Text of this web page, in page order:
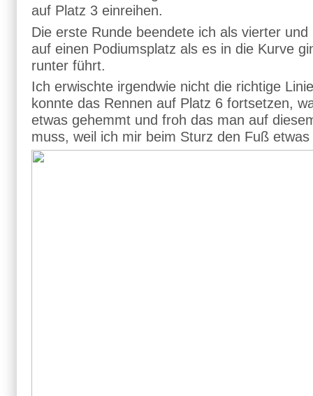
auf Platz 3 einreihen.
Die erste Runde beendete ich als vierter
auf einen Podiumsplatz als es in die Kurve
runter führt.
Ich erwischte irgendwie nicht die richtige
konnte das Rennen auf Platz 6 fortsetzen,
etwas gehemmt und froh das man auf
muss, weil ich mir beim Sturz den Fuß